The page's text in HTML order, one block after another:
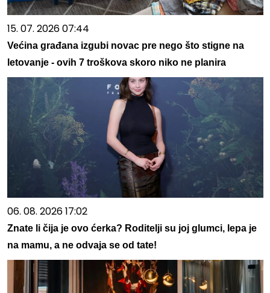
15. 07. 2026 07:44
Većina građana izgubi novac pre nego što stigne na
letovanje - ovih 7 troškova skoro niko ne planira
06. 08. 2026 17:02
Znate li čija je ovo ćerka? Roditelji su joj glumci, lepa je
na mamu, a ne odvaja se od tate!